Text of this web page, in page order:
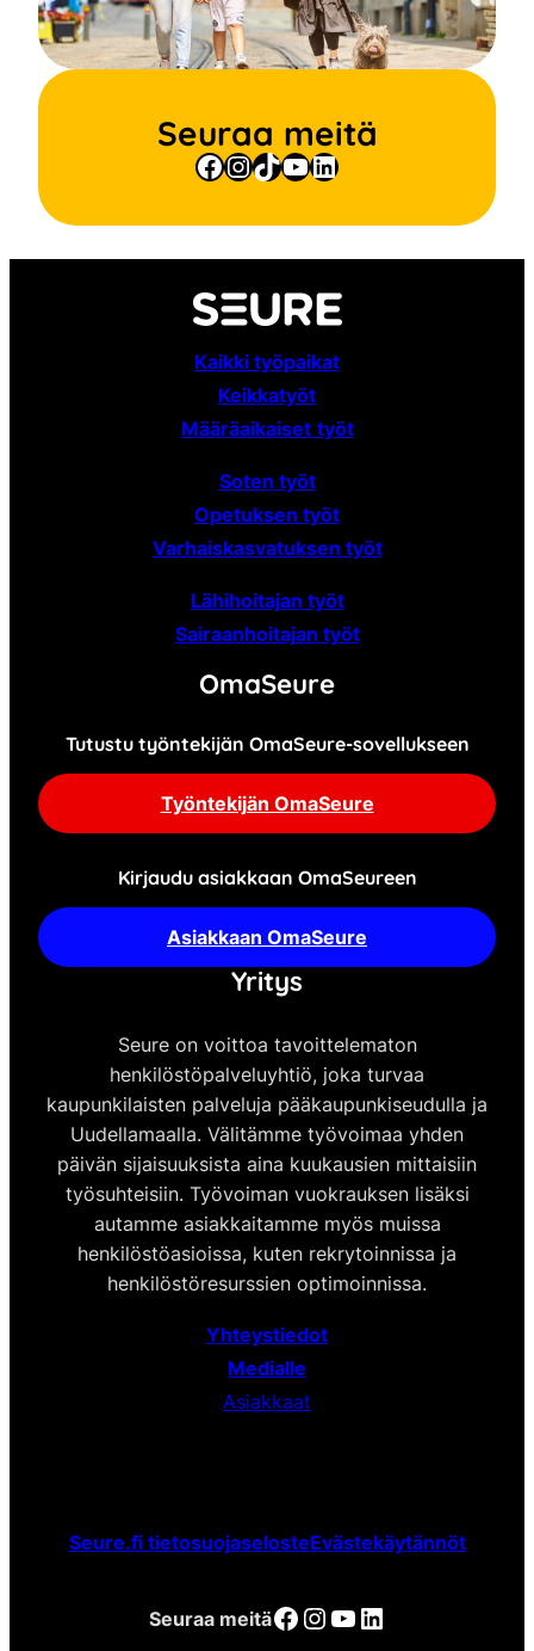
Seuraa meitä
Facebook
Instagram
TikTok
YouTube
LinkedIn
Kaikki työpaikat
Keikkatyöt
Määräaikaiset työt
Soten työt
Opetuksen työt
Varhaiskasvatuksen työt
Lähihoitajan työt
Sairaanhoitajan työt
OmaSeure
Tutustu työntekijän OmaSeure-sovellukseen
Työntekijän OmaSeure
Kirjaudu asiakkaan OmaSeureen
Asiakkaan OmaSeure
Yritys
Seure on voittoa tavoittelematon
henkilöstöpalveluyhtiö, joka turvaa
kaupunkilaisten palveluja pääkaupunkiseudulla ja
Uudellamaalla. Välitämme työvoimaa yhden
päivän sijaisuuksista aina kuukausien mittaisiin
työsuhteisiin. Työvoiman vuokrauksen lisäksi
autamme asiakkaitamme myös muissa
henkilöstöasioissa, kuten rekrytoinnissa ja
henkilöstöresurssien optimoinnissa.
Yhteystiedot
Medialle
Asiakkaat
Seure.fi tietosuojaselosteEvästekäytännöt
Seuraa meitäFacebook Instagram YouTube LinkedIn